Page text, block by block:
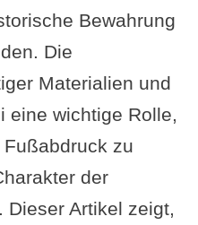
Bewahrung
Die
Materialien und
eine wichtige Rolle,
zu
der
Dieser Artikel zeigt,